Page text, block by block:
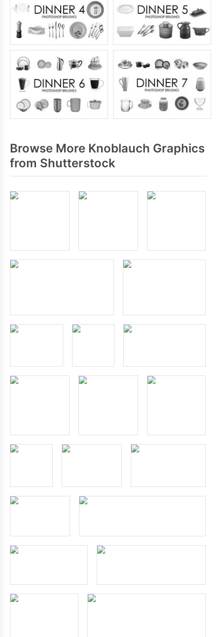
Browse More Knoblauch Graphics
from Shutterstock